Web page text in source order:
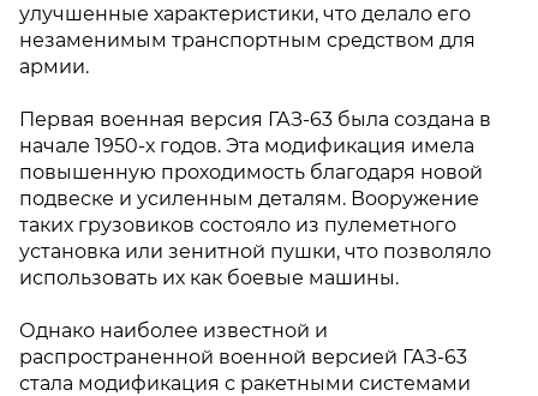
улучшенные характеристики, что делало его
незаменимым транспортным средством для
армии.
Первая военная версия ГАЗ-63 была создана в
начале 1950-х годов. Эта модификация имела
повышенную проходимость благодаря новой
подвеске и усиленным деталям. Вооружение
таких грузовиков состояло из пулеметного
установка или зенитной пушки, что позволяло
использовать их как боевые машины.
Однако наиболее известной и
распространенной военной версией ГАЗ-63
стала модификация с ракетными системами